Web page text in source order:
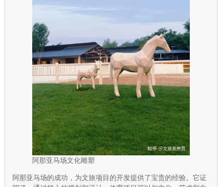
阿那亚马场文化雕塑
阿那亚马场的成功，为文旅项目的开发提供了宝贵的经验。它证